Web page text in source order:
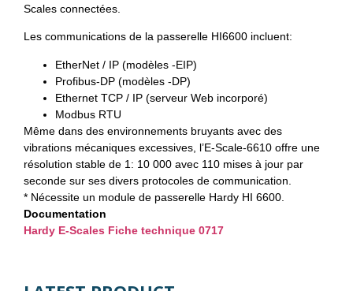
Scales connectées.
Les communications de la passerelle HI6600 incluent:
EtherNet / IP (modèles -EIP)
Profibus-DP (modèles -DP)
Ethernet TCP / IP (serveur Web incorporé)
Modbus RTU
Même dans des environnements bruyants avec des
vibrations mécaniques excessives, l’E-Scale-6610 offre une
résolution stable de 1: 10 000 avec 110 mises à jour par
seconde sur ses divers protocoles de communication.
* Nécessite un module de passerelle Hardy HI 6600.
Documentation
Hardy E-Scales Fiche technique 0717